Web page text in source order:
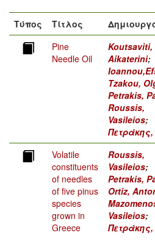
Τύπος Τίτλος
Pine
Needle Oil
Koutsaviti,
Aikaterini;
Tzakou,
Petrakis,
Roussis,
Vasileios;
Volatile
constituents
of needles
of five pinus
species
grown in
Greece
Roussis,
Vasileios;
Petrakis,
Ortiz,
Vasileios;